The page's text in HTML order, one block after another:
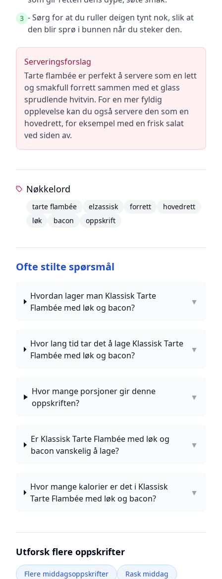
3 - Sørg for at du ruller deigen tynt nok, slik at
den blir sprø i bunnen når du steker den.
Serveringsforslag
Tarte flambée er perfekt å servere som en lett
og smakfull forrett sammen med et glass
sprudlende hvitvin. For en mer fyldig
opplevelse kan du også servere den som en
hovedrett, for eksempel med en frisk salat
ved siden av.
Nøkkelord
tarte flambée elzassisk forrett
hovedrett
løk
bacon oppskrift
Ofte stilte spørsmål
Hvordan lager man Klassisk Tarte
Flambée med løk og bacon?
▼
Hvor lang tid tar det å lage Klassisk Tarte
Flambée med løk og bacon?
▼
Hvor mange porsjoner gir denne
oppskriften?
▼
Er Klassisk Tarte Flambée med løk og
bacon vanskelig å lage?
▼
Hvor mange kalorier er det i Klassisk
Tarte Flambée med løk og bacon?
▼
Utforsk flere oppskrifter
Flere middagsoppskrifter
Rask middag